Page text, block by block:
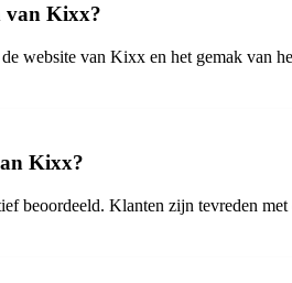
van Kixx?
website van Kixx en het gemak van
Kixx?
Klanten zijn tevreden